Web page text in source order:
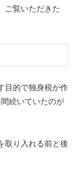
ご覧いただきた
目的で独身税が作
続いていたのが
取り入れる前と後